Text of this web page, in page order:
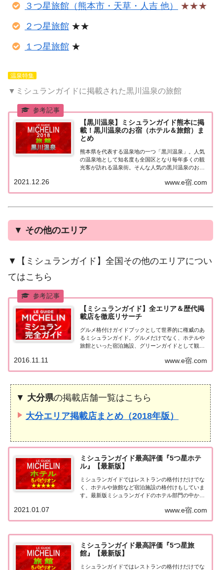
３つ星旅館（熊本市・天草・人吉 他） ★★★
２つ星旅館 ★★
１つ星旅館 ★
温泉特集
▼ミシュランガイドに掲載された黒川温泉の旅館
【黒川温泉】ミシュランガイド熊本に掲
載！黒川温泉のお宿（ホテル＆旅館）ま
とめ
熊本県を代表する温泉地の一つ「黒川温泉」。人気
の温泉地として知名度も全国区となり毎年多くの観
光客が訪れる温泉街。そんな人気の黒川温泉のお宿
に掲載されたお宿はどこなのか？気になったのでま
とめてみました。ミシュランガイド熊本に掲載さ
www.e宿.com
2021.12.26
▼ その他のエリア
▼【ミシュランガイド】全国その他のエリアについ
てはこちら
【ミシュランガイド】全エリア＆歴代掲
載店を徹底リサーチ
グルメ格付けガイドブックとして世界的に権威のあ
るミシュランガイド。グルメだけでなく、ホテルや
旅館といった宿泊施設、グリーンガイドとして観光
本版としては、2007年11月20日に「ミシュランガイ
ド東京版2008」が発売されてからエリアを...
www.e宿.com
2016.11.11
▼ 大分県の掲載店舗一覧はこちら
大分エリア掲載店まとめ（2018年版）
ミシュランガイド最高評価『5つ星ホテ
ル』【最新版】
ミシュランガイドではレストランの格付けだけでな
く、ホテルや旅館など宿泊施設の格付けもしていま
す。最新版ミシュランガイドのホテル部門の中から
をまとめてみました♪ いずれのホテルも人気ランキ
ングなどで常に上位を賑わす有名ホテル。各ホテル
www.e宿.com
2021.01.07
ミシュランガイド最高評価『5つ星旅
館』【最新版】
ミシュランガイドではレストランの格付けだけでな